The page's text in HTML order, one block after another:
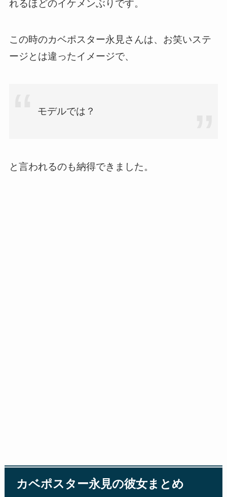
れるほどのイケメンぶりです。
この時のカベポスター永見さんは、お笑いステ
ージとは違ったイメージで、
モデルでは？
と言われるのも納得できました。
カベポスター永見の彼女まとめ